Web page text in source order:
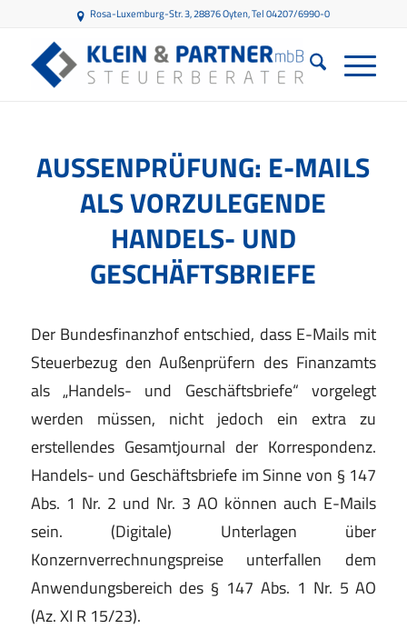
Rosa-Luxemburg-Str. 3, 28876 Oyten, Tel 04207/6990-0
AUSSENPRÜFUNG: E-MAILS A
LS VORZULEGENDE H
ANDELS- UND G
ESCHÄFTSBRIEFE
Der Bundesfinanzhof entschied, dass E-Mails mit
Steuerbezug den Außenprüfern des Finanzamts
als „Handels- und Geschäftsbriefe“ vorgelegt
werden müssen, nicht jedoch ein extra zu
erstellendes Gesamtjournal der Korrespondenz.
Handels- und Geschäftsbriefe im Sinne von § 147
Abs. 1 Nr. 2 und Nr. 3 AO können auch E-Mails
sein. (Digitale) Unterlagen über
Konzernverrechnungspreise unterfallen dem
Anwendungsbereich des § 147 Abs. 1 Nr. 5 AO
(Az. XI R 15/23).